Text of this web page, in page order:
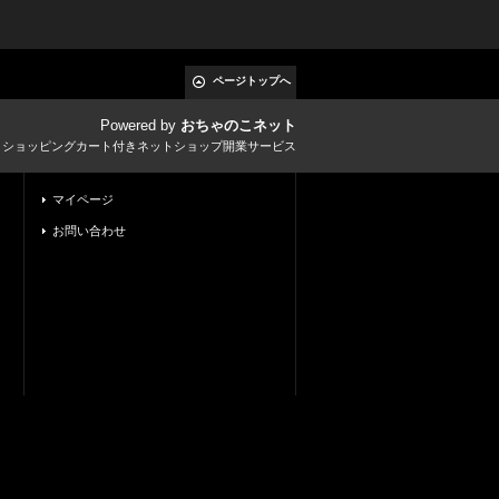
ページトップへ
Powered by おちゃのこネット
ョッピングカート付きネットショップ開業サービス
マイページ
お問い合わせ